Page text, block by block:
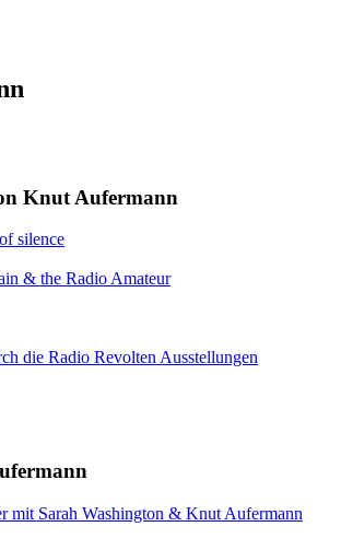
Knut Aufermann
silence
& the Radio Amateur
die Radio Revolten Ausstellungen
mit Sarah Washington & Knut Aufermann